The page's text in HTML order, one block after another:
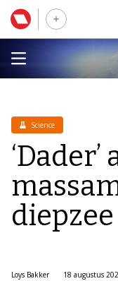
Science
Loys Bakker
18 augustus